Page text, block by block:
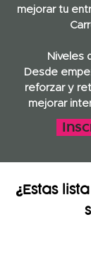
mejorar tu
Niveles
Desde
reforzar y
mejorar
¿Estas